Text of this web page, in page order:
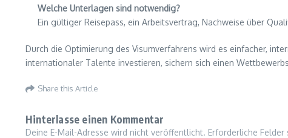
Welche Unterlagen sind notwendig?
Ein gültiger Reisepass, ein Arbeitsvertrag, Nachweise über
Durch die Optimierung des Visumverfahrens wird es einfacher,
internationaler Talente investieren, sichern sich einen
Share this Article
Hinterlasse einen Kommentar
Deine E-Mail-Adresse wird nicht veröffentlicht. Erforderliche Felder